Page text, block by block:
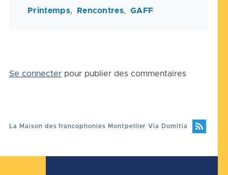
Printemps Rencontres GAFF
Se connecter pour publier des commentaires
La Maison des francophonies Montpellier Via Domitia